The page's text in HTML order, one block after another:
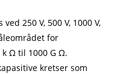
250 V, 500 V, 1000 V,
for
Ω til 1000 G Ω.
kretser som